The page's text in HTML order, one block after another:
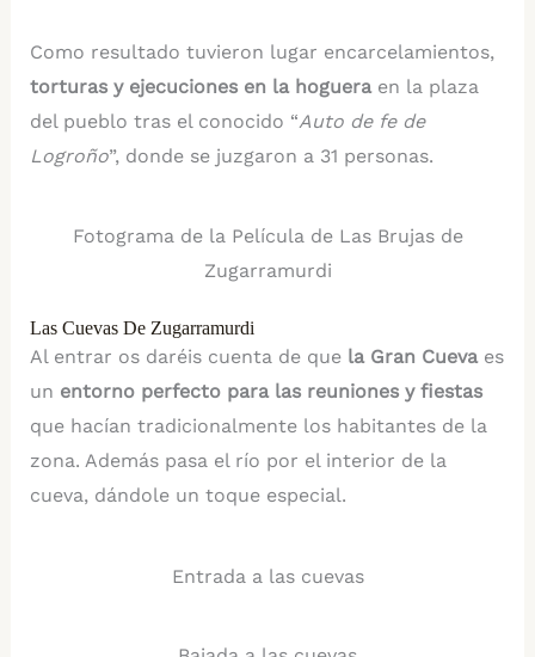
Como resultado tuvieron lugar encarcelamientos,
torturas y ejecuciones en la hogueraen la plaza
del pueblo tras el conocido “Auto de fe de
Logroño”, donde se juzgaron a 31 personas.
Fotograma de la Película de Las Brujas de
Zugarramurdi
Las Cuevas De Zugarramurdi
Al entrar os daréis cuenta de que la Gran Cuevaes
un entorno perfecto para las reuniones y fiestas
que hacían tradicionalmente los habitantes de la
zona. Además pasa el río por el interior de la
cueva, dándole un toque especial.
Entrada a las cuevas